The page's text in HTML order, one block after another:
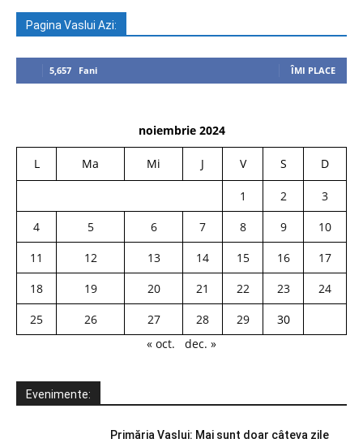
Pagina Vaslui Azi:
5,657 Fani ÎMI PLACE
noiembrie 2024
L Ma Mi J V S D
1 2
3
4
5 6 7 8 9
10
11
12 13 14 15 16
17
18
19 20 21 22 23
24
25
26 27 28 29
30
« oct.
dec. »
Evenimente:
Primăria Vaslui: Mai sunt doar câteva zile